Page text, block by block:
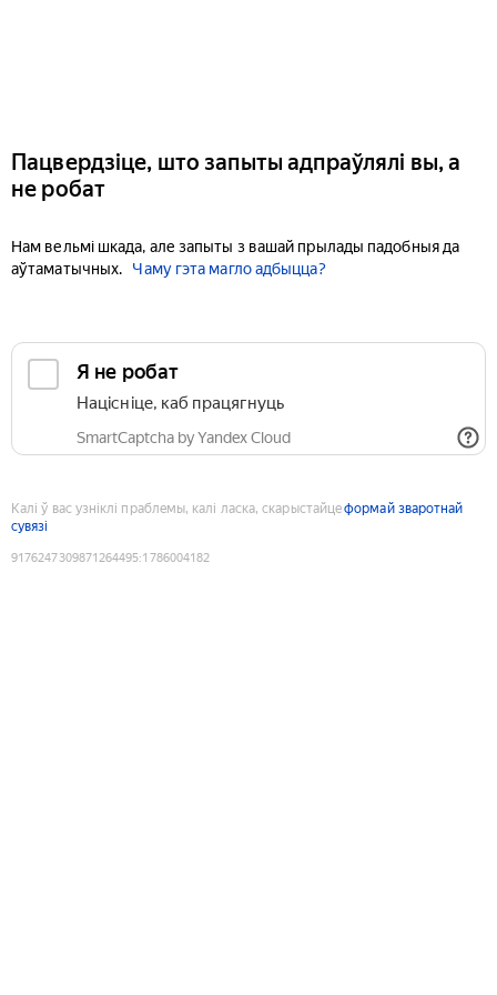
Пацвердзіце, што запыты адпраўлялі вы, а
не робат
Нам вельмі шкада, але запыты з вашай прылады падобныя да
аўтаматычных.
Чаму гэта магло адбыцца?
Я не робат
Націсніце, каб працягнуць
SmartCaptcha by Yandex Cloud
Калі ў вас узніклі праблемы, калі ласка, скарыстайцеформай зваротнай
сувязі
9176247309871264495:1786004182